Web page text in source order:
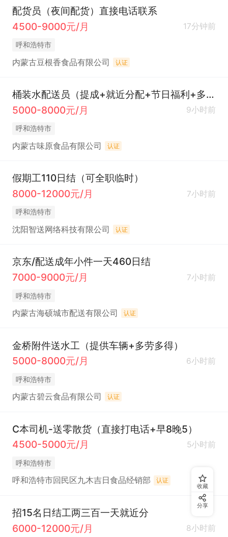
配货员（夜间配货）直接电话联系
4500-9000元/月
17分钟前
呼和浩特市
内蒙古豆根香食品有限公司 认证
桶装水配送员（提成+就近分配+节日福利+多劳多得）
5000-8000元/月
9小时前
呼和浩特市
内蒙古味原食品有限公司 认证
假期工110日结（可全职临时）
8000-12000元/月
7小时前
呼和浩特市
沈阳智送网络科技有限公司 认证
京东/配送成年小件一天460日结
7000-9000元/月
7小时前
呼和浩特市
内蒙古海硕城市配送有限公司 认证
金桥附件送水工（提供车辆+多劳多得）
5000-8000元/月
6小时前
呼和浩特市
内蒙古碧云食品有限公司 认证
C本司机-送零散货（直接打电话+早8晚5）
4500-5000元/月
5小时前
呼和浩特市
呼和浩特市回民区九木吉日食品经销部 认证
招15名日结工两三百一天就近分
6000-12000元/月
8小时前
收藏
分享